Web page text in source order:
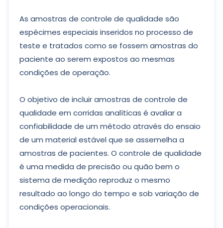
As amostras de controle de qualidade são
espécimes especiais inseridos no processo de
teste e tratados como se fossem amostras do
paciente ao serem expostos ao mesmas
condições de operação.
O objetivo de incluir amostras de controle de
qualidade em corridas analíticas é avaliar a
confiabilidade de um método através do ensaio
de um material estável que se assemelha a
amostras de pacientes. O controle de qualidade
é uma medida de precisão ou quão bem o
sistema de medição reproduz o mesmo
resultado ao longo do tempo e sob variação de
condições operacionais.